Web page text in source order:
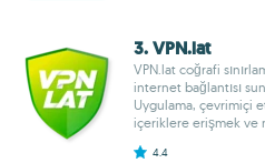
3. VPN.lat
VPN.lat coğrafi
internet bağlantısı
Uygulama, çevrimiçi
içeriklere erişmek ve
4.4